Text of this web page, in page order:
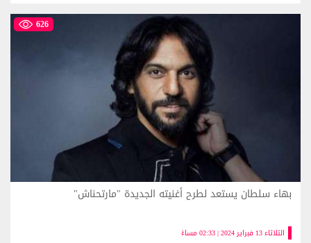
626
الثلاثاء 13 فبراير 2024 | 02:33 مساءً
بهاء سلطان يستعد لطرح أغنيته الجديدة "مارتحناش"